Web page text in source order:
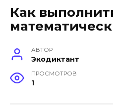
Как
АВТОР
Экодиктант
ПРОСМОТРОВ
1